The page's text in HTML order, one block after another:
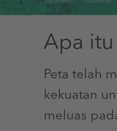
Apa
Peta telah
kekuatan
meluas